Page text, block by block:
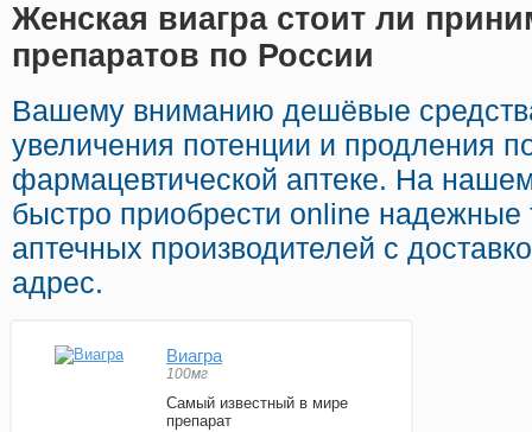
Женская виагра стоит ли
препаратов по России
Вашему вниманию дешёвые
увеличения потенции и продления
фармацевтической аптеке. На
быстро приобрести online надежные
аптечных производителей с
адрес.
Виагра
100мг
Самый известный в мире
препарат